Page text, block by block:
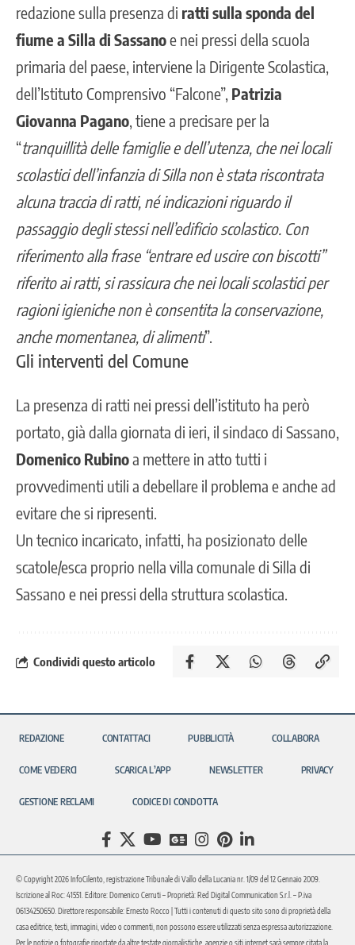
redazionesulla presenza di ratti sulla sponda del
fiume a Silla di Sassanoe nei pressi della scuola
primaria del paese, interviene la Dirigente Scolastica,
dell’Istituto Comprensivo “Falcone”, Patrizia
Giovanna Pagano, tiene a precisare per la
“tranquillità delle famiglie e dell’utenza, che nei locali
scolastici dell’infanzia di Silla non è stata riscontrata
alcuna traccia di ratti, né indicazioni riguardo il
passaggio degli stessi nell’edificio scolastico. Con
riferimento alla frase “entrare ed uscire con biscotti”
riferito ai ratti, si rassicura che nei locali scolastici per
ragioni igieniche non è consentita la conservazione,
anche momentanea, di alimenti”.
Gli interventi del Comune
La presenza di ratti nei pressi dell’istituto ha però
portato, già dalla giornata di ieri, il sindaco di Sassano,
Domenico Rubinoa mettere in atto tutti i
provvedimenti utili a debellare il problema e anche ad
evitare che si ripresenti.
Un tecnico incaricato, infatti, ha posizionato delle
scatole/esca proprio nella villa comunale di Silla di
Sassano e nei pressi della struttura scolastica.
Condividi questo articolo
REDAZIONE CONTATTACI PUBBLICITÀ COLLABORA
COME VEDERCI SCARICA L’APP NEWSLETTER PRIVACY
GESTIONE RECLAMI CODICE DI CONDOTTA
© Copyright 2026 InfoCilento, registrazione Tribunale di Vallo della Lucania nr. 1/09 del 12 Gennaio 2009.
Iscrizione al Roc: 41551. Editore: Domenico Cerruti – Proprietà: Red Digital Communication S.r.l. – P.iva
06134250650. Direttore responsabile: Ernesto Rocco | Tutti i contenuti di questo sito sono di proprietà della
casa editrice, testi, immagini, video o commenti, non possono essere utilizzati senza espressa autorizzazione.
Per le notizie o fotografie riportate da altre testate giornalistiche, agenzie o siti internet sarà sempre citata la